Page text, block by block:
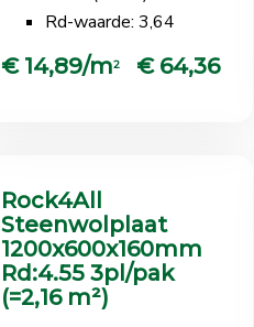
Rd-waarde: 3,64
€ 14,89/m2 € 64,36
Rock4All
Steenwolplaat
1200x600x160mm
Rd:4.55 3pl/pak
(=2,16 m²)